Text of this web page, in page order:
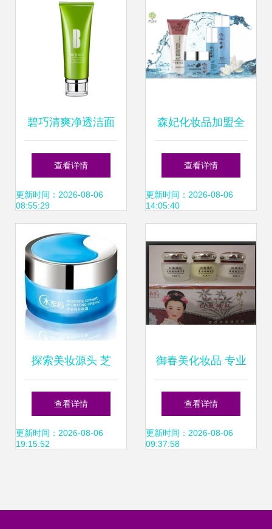
碧巧清爽净透洁面
乳 多效合一，开辟
年青市场新思路
查看详情
更新时间：2026-08-06
08:55:29
森妃化妆品加盟全
方位解析 费用、优
势与加盟条件一览
查看详情
更新时间：2026-08-06
14:05:40
探索美妆源头 芝
蔓、姿语、资美惠
子品牌批发与加盟
查看详情
更新时间：2026-08-06
19:15:52
御春美化妆品 专业
批发正品套装，开
启健康美肤新篇章
查看详情
更新时间：2026-08-06
09:37:58